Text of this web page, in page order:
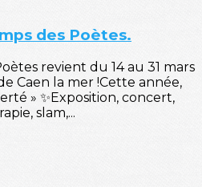
des Poètes.
revient du 14 au 31 mars
Caen la mer !Cette année,
» ✨Exposition, concert,
slam,...